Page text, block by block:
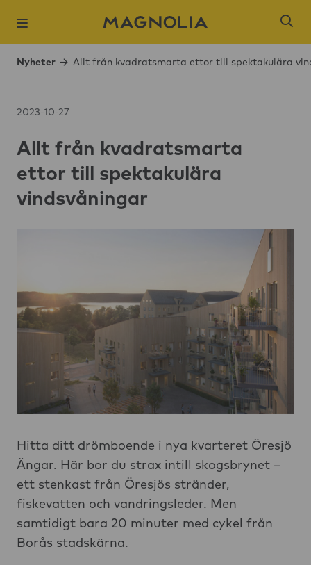
Populära
Kista Äng
Ångloket,
Hantverkaren,
Nyheter Allt från kvadratsmarta ettor till spektakulära
2023-10-27
Allt från kvadratsmarta
ettor till spektakulära
vindsvåningar
Hitta ditt drömboende i nya kvarteret Öresjö
Ängar. Här bor du strax intill skogsbrynet –
ett stenkast från Öresjös stränder,
fiskevatten och vandringsleder. Men
samtidigt bara 20 minuter med cykel från
Borås stadskärna.